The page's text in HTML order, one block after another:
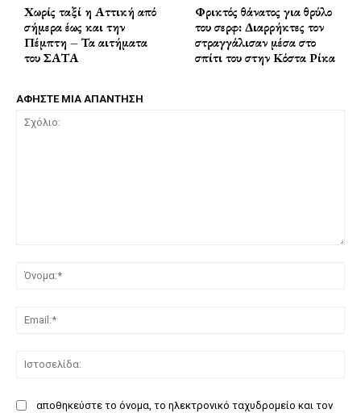
Χωρίς ταξί η Αττική από
σήμερα έως και την
Πέμπτη – Τα αιτήματα
του ΣΑΤΑ
Φρικτός θάνατος για θρύλο
του σερφ: Διαρρήκτες τον
στραγγάλισαν μέσα στο
σπίτι του στην Κόστα Ρίκα
ΑΦΗΣΤΕ ΜΙΑ ΑΠΑΝΤΗΣΗ
αποθηκεύστε το όνομα, το ηλεκτρονικό ταχυδρομείο και τον